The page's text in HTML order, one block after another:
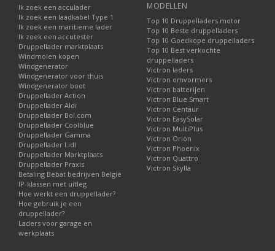
Ik zoek een acculader
Ik zoek een laadkabel Type 1
Ik zoek een maritieme lader
Ik zoek een accutester
Druppellader marktplaats
Windmolen kopen
Windgenerator
Windgenerator voor thuis
Windgenerator boot
Druppellader Action
Druppellader Aldi
Druppellader Bol.com
Druppellader Coolblue
Druppellader Gamma
Druppellader Lidl
Druppellader Marktplaats
Druppellader Praxis
Betaling Bebat bedrijven België
IP-klassen met uitleg
Hoe werkt een druppellader?
Hoe gebruik je een
druppellader?
Laders voor garage en
werkplaats
MODELLEN
Top 10 Druppelladers motor
Top 10 Beste druppelladers
Top 10 Goedkope druppelladers
Top 10 Best verkochte
druppelladers
Victron laders
Victron omvormers
Victron batterijen
Victron Blue Smart
Victron Centaur
Victron EasySolar
Victron MultiPlus
Victron Orion
Victron Phoenix
Victron Quattro
Victron Skylla